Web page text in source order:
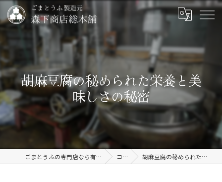
胡麻豆腐の秘められた栄養と美
味しさの秘密
ごまとうふの専門店なら有限会社森下商店総本舗 コラム 胡麻豆腐の秘められた栄養と美味しさの秘密